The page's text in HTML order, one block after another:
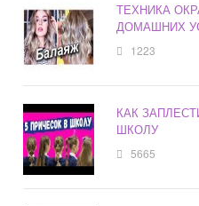
ТЕХНИКА
ДОМАШНИХ
1223
КАК
ШКОЛУ
5665